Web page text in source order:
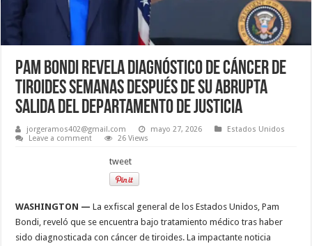
Pam Bondi revela diagnóstico de cáncer de
tiroides semanas después de su abrupta
salida del Departamento de Justicia
jorgeramos402@gmail.com mayo 27, 2026
Estados Unidos
Leave a comment
26 Views
tweet
WASHINGTON — La exfiscal general de los Estados Unidos, Pam
Bondi, reveló que se encuentra bajo tratamiento médico tras haber
sido diagnosticada con cáncer de tiroides. La impactante noticia